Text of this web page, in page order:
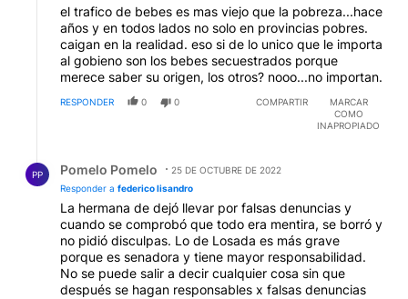
el trafico de bebes es mas viejo que la pobreza...hace
años y en todos lados no solo en provincias pobres.
caigan en la realidad. eso si de lo unico que le importa
al gobieno son los bebes secuestrados porque
merece saber su origen, los otros? nooo...no importan.
RESPONDER 0 0 COMPARTIR
MARCAR
COMO
INAPROPIADO
PP Pomelo Pomelo
25 DE OCTUBRE DE 2022
Responder a federico lisandro
La hermana de dejó llevar por falsas denuncias y
cuando se comprobó que todo era mentira, se borró y
no pidió disculpas. Lo de Losada es más grave
porque es senadora y tiene mayor responsabilidad.
No se puede salir a decir cualquier cosa sin que
después se hagan responsables x falsas denuncias